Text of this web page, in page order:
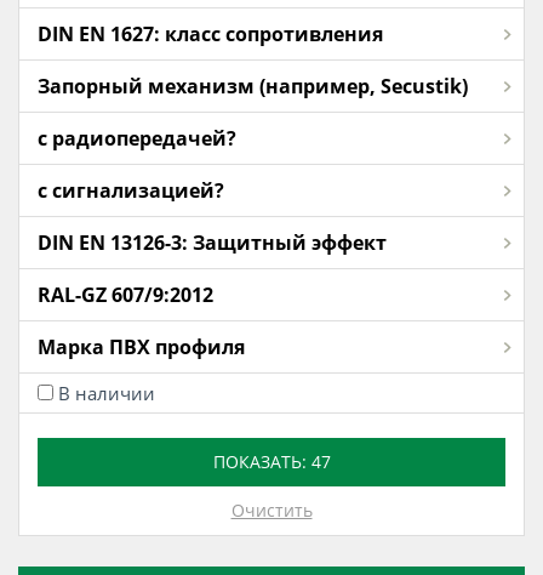
DIN EN 1627: класс сопротивления
Запорный механизм (например, Secustik)
с радиопередачей?
с сигнализацией?
DIN EN 13126-3: Защитный эффект
RAL-GZ 607/9:2012
Марка ПВХ профиля
В наличии
ПОКАЗАТЬ: 47
Очистить